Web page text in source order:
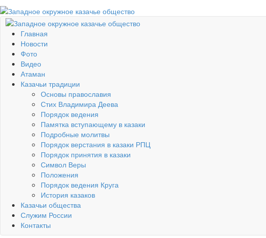
Главная
Новости
Фото
Видео
Атаман
Казачьи традиции
Основы православия
Стих Владимира Деева
Порядок ведения
Памятка вступающему в казаки
Подробные молитвы
Порядок верстания в казаки РПЦ
Порядок принятия в казаки
Символ Веры
Положения
Порядок ведения Круга
История казаков
Казачьи общества
Служим России
Контакты